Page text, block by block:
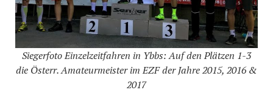
Siegerfoto Einzelzeitfahren in Ybbs: Auf den Plätzen 1-3
die Österr. Amateurmeister im EZF der Jahre 2015, 2016 &
2017